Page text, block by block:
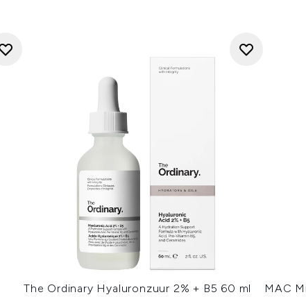
The Ordinary Hyaluronzuur 2% + B5 60 ml
MAC